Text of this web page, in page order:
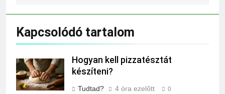
Kapcsolódó tartalom
Hogyan kell pizzatésztát
készíteni?
Tudtad? 4 óra ezelőtt 0